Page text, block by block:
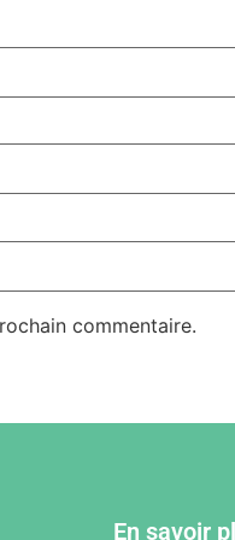
commentaire.
En savoir